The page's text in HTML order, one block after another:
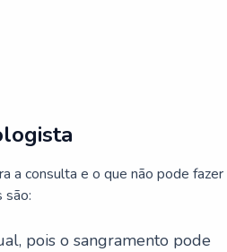
a consulta e o que não pode fazer
são:
pois o sangramento pode